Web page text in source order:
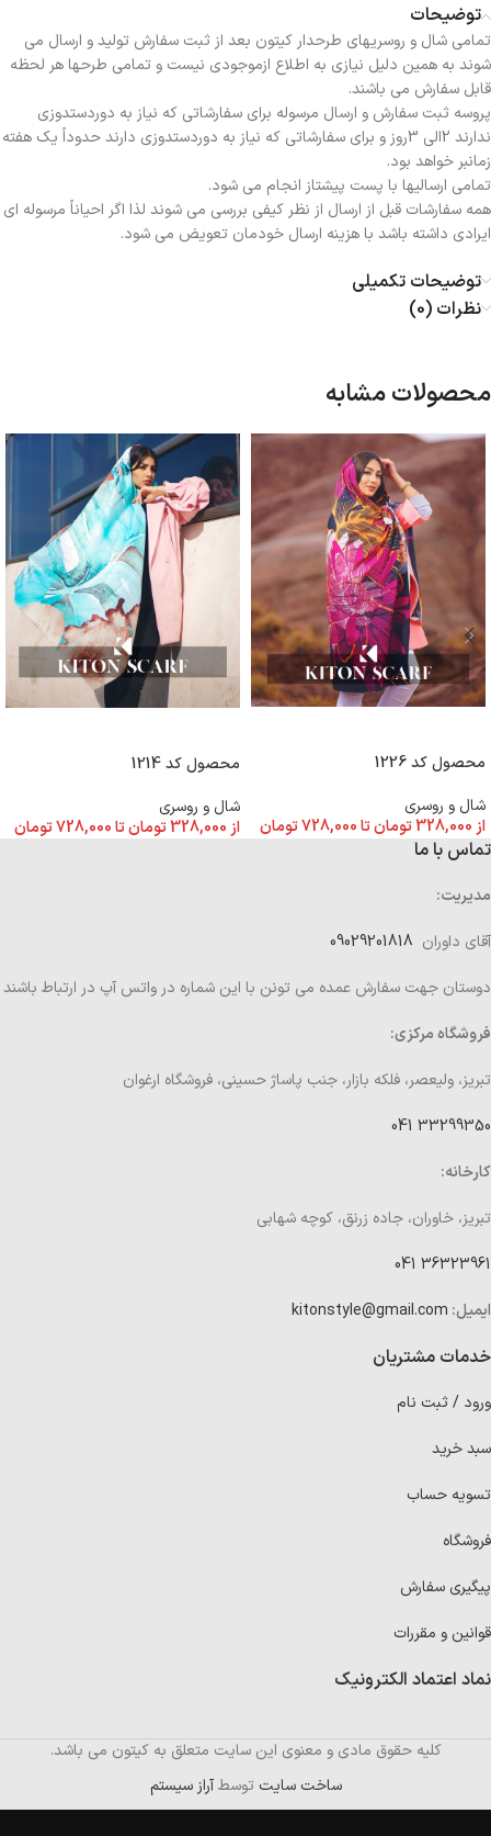
توضیحات
تمامی شال و روسریهای طرحدار کیتون بعد از ثبت سفارش تولید و ارسال می
شوند به همین دلیل نیازی به اطلاع ازموجودی نیست و تمامی طرحها هر لحظه
قابل سفارش می باشند.
پروسه ثبت سفارش و ارسال مرسوله برای سفارشاتی که نیاز به دوردستدوزی
ندارند 2الی 3روز و برای سفارشاتی که نیاز به دوردستدوزی دارند حدوداً یک هفته
زمانبر خواهد بود.
تمامی ارسالیها با پست پیشتاز انجام می شود.
همه سفارشات قبل از ارسال از نظر کیفی بررسی می شوند لذا اگر احیاناً مرسوله ای
ایرادی داشته باشد با هزینه ارسال خودمان تعویض می شود.
توضیحات تکمیلی
نظرات (0)
محصولات مشابه
محصول کد 1226
شال و روسری
از 328,000تومانتا728,000تومان
محصول کد 1214
شال و روسری
از 328,000تومانتا728,000تومان
تماس با ما
مدیریت:
آقای داوران
دوستان جهت سفارش عمده می تونن با این شماره در واتس آپ در ارتباط باشند
فروشگاه مرکزی:
تبریز، ولیعصر، فلکه بازار، جنب پاساژ حسینی، فروشگاه ارغوان
33299350 041
کارخانه:
تبریز، خاوران، جاده زرنق، کوچه شهابی
36323961 041
ایمیل: kitonstyle@gmail.com
خدمات مشتریان
ورود / ثبت نام
سبد خرید
تسویه حساب
فروشگاه
پیگیری سفارش
قوانین و مقررات
نماد اعتماد الکترونیک
کلیه حقوق مادی و معنوی این سایت متعلق به کیتون می باشد.
ساخت سایت توسطآراز سیستم